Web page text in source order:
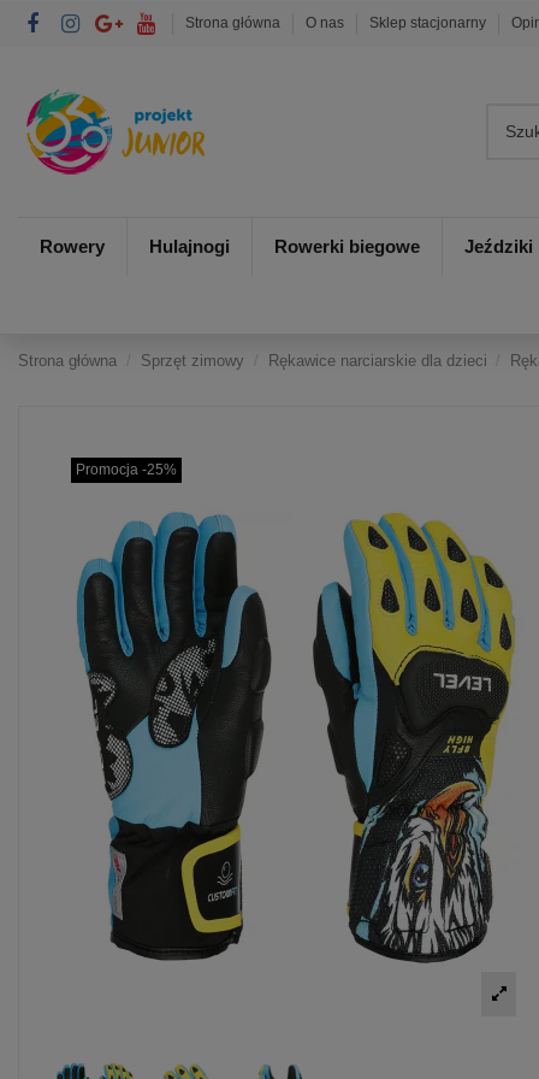
Strona główna O nas Sklep stacjonarny
Rowery Hulajnogi Rowerki biegowe Jeździki
Strona główna Sprzęt zimowy Rękawice narciarskie dla dzieci
Promocja -25%